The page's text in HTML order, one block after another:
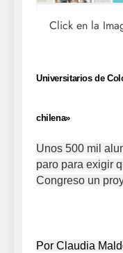
Click en la
Universitarios de
chilena»
Unos 500 mil
paro para exigir
Congreso un
Por Claudia